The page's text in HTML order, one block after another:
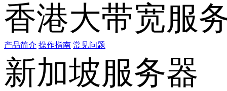
香港大带宽服
产品简介 操作指南 常见问题
新加坡服务器